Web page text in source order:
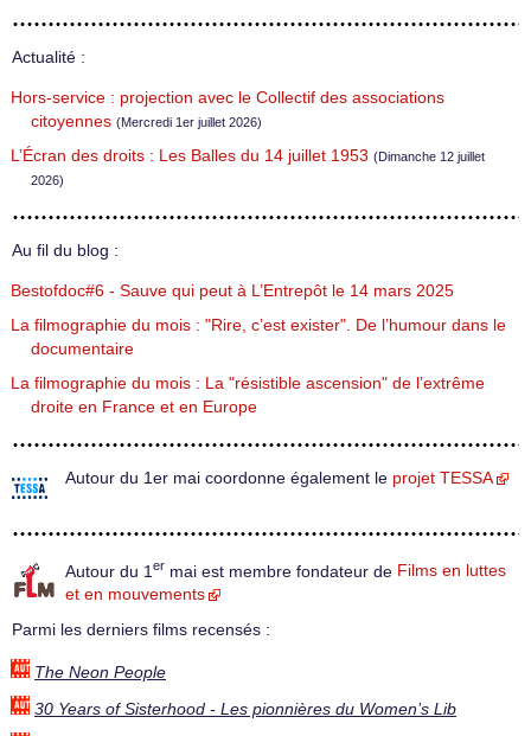
Actualité :
Hors-service : projection avec le Collectif des associations
citoyennes (Mercredi 1er juillet 2026)
L’Écran des droits : Les Balles du 14 juillet 1953 (Dimanche 12 juillet
2026)
Au fil du blog :
Bestofdoc#6 - Sauve qui peut à L’Entrepôt le 14 mars 2025
La filmographie du mois : "Rire, c’est exister". De l’humour dans le
documentaire
La filmographie du mois : La "résistible ascension" de l’extrême
droite en France et en Europe
Autour du 1er mai coordonne également le projet TESSA
Autour du 1 er mai est membre fondateur de Films en luttes
et en mouvements
Parmi les derniers films recensés :
The Neon People
30 Years of Sisterhood - Les pionnières du Women’s Lib